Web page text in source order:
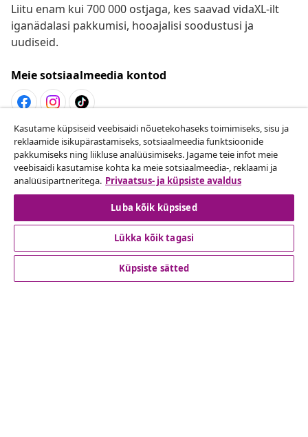
Liitu enam kui 700 000 ostjaga, kes saavad vidaXL-ilt
iganädalasi pakkumisi, hooajalisi soodustusi ja
uudiseid.
Meie sotsiaalmeedia kontod
Lepingust taganemine
Esita oma tellimuse kohta tagastamissoov.
Lepingust taganemine
Klienditeenindus
Kasutame küpsiseid veebisaidi nõuetekohaseks toimimiseks, sisu ja
reklaamide isikupärastamiseks, sotsiaalmeedia funktsioonide
pakkumiseks ning liikluse analüüsimiseks. Jagame teie infot meie
veebisaidi kasutamise kohta ka meie sotsiaalmeedia-, reklaami ja
analüüsipartneritega. Privaatsus- ja küpsiste avaldus
Luba kõik küpsised
Lükka kõik tagasi
Küpsiste sätted